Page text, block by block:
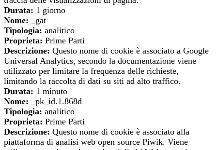
Durata: 1 giorno
Nome: _gat
Tipologia: analitico
Proprieta: Prime Parti
Descrizione: Questo nome di cookie è associato a Google
Universal Analytics, secondo la documentazione viene
utilizzato per limitare la frequenza delle richieste,
limitando la raccolta di dati su siti ad alto traffico.
Durata: 1 minuto
Nome: _pk_id.1.868d
Tipologia: analitico
Proprieta: Prime Parti
Descrizione: Questo nome di cookie è associato alla
piattaforma di analisi web open source Piwik. Viene